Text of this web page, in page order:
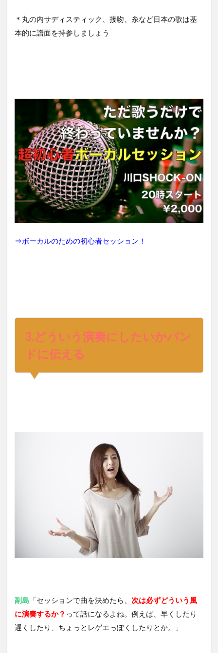
＊丸の内サディスティック、接吻、糸など日本の歌は基
本的に譜面を持参しましょう
⇒ボーカルのための初心者セッション！
3.どういう演奏にしたいかバン
ドに伝える
副島 「セッションで曲を決めたら、 次は必ずどういう風
に演奏するか？ って話になるよね。例えば、早くしたり
遅くしたり、ちょっとレゲエっぽくしたりとか。」